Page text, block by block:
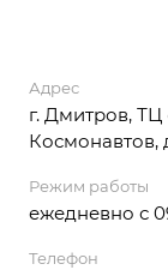
Адрес
г. Дмитров, ТЦ
Космонавтов,
Режим работы
ежедневно с
Телефон